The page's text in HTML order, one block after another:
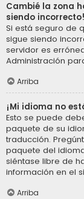
Cambié la zona
siendo incorrecto!
Si está seguro de
sigue siendo
servidor es
Administración
Arriba
¡Mi idioma no
Esto se puede
paquete de su
traducción.
paquete del
siéntase libre de
información en el
Arriba